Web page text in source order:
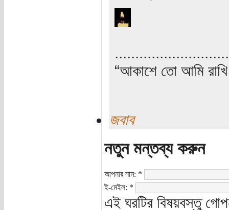
“আকাশে তো আমি রাখি
জবাব
নতুন মন্তব্য করুন
আপনার নাম: *
ই-মেইল: *
এই ঘরটির বিষয়বস্তু